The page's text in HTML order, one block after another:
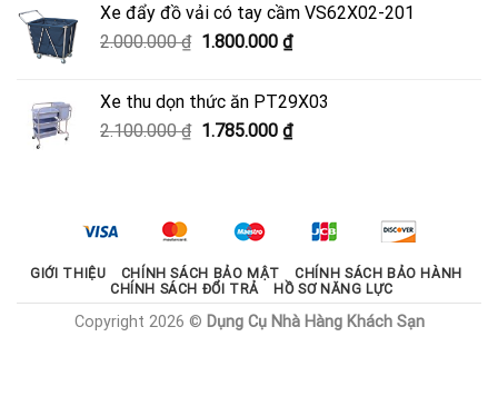
950.000 ₫.là:
600.000 ₫.
Xe đẩy đồ vải có tay cầm VS62X02-201
2.000.000₫ Giá
2.000.000 ₫.
1.800.000 ₫Giá
là:
1.800.000 ₫.
Xe thu dọn thức ăn PT29X03
2.100.000₫ Giá
1.785.000 ₫Giá
1.785.000 ₫.
GIỚI THIỆU CHÍNH SÁCH BẢO MẬT
CHÍNH SÁCH BẢO HÀNH
CHÍNH SÁCH ĐỔI TRẢ
HỒ SƠ NĂNG LỰC
Copyright 2026 © Dụng Cụ Nhà Hàng Khách Sạn